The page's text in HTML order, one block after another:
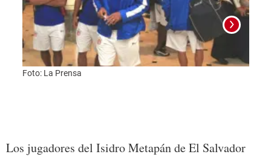
Foto: La Prensa
Los jugadores del Isidro Metapán de El Salvador